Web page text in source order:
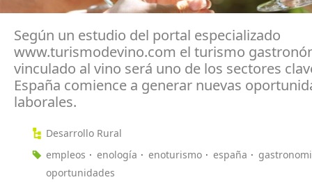
Según un estudio del portal especializado
www.turismodevino.com el turismo
vinculado al vino será uno de los sectores
España comience a generar nuevas
laborales.
Desarrollo Rural
empleos
enología enoturismo españa
oportunidades